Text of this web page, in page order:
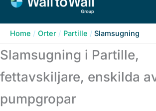
Home Orter Partille Slamsugning
Slamsugning i Partille,
fettavskiljare, enskilda
pumpgropar